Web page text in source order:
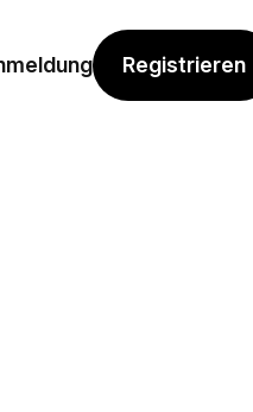
Registrieren